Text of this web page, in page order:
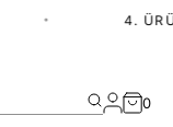
4.
0